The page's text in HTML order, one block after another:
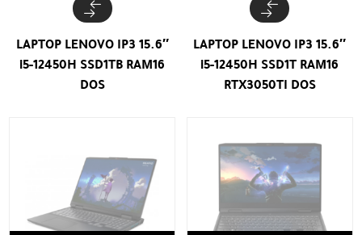
LAPTOP LENOVO IP3 15.6″
i5-12450H SSD1T RAM16
RTX3050TI DOS
LAPTOP LENOVO IP3 15.6″
i5-12450H SSD1TB RAM16
DOS